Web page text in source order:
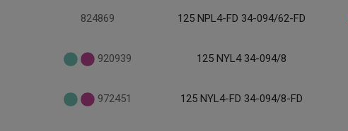
824869 125 NPL4-FD 34-094/62-FD
920939 125 NYL4 34-094/8
972451 125 NYL4-FD 34-094/8-FD